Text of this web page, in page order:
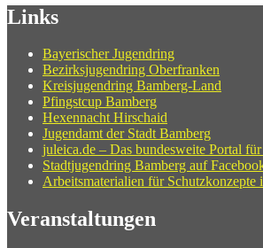
Links
Bayerischer Jugendring
Bezirksjugendring Oberfranken
Kreisjugendring Bamberg-Land
Pfingstcup Bamberg
Hexennacht Hirschaid
Jugendamt der Stadt Bamberg
juleica.de – Das bundesweite Portal
Stadtjugendring Bamberg auf
Arbeitsmaterialien für Schutzkonzepte
Veranstaltungen